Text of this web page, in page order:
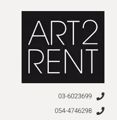
03-6023699
054-4746298